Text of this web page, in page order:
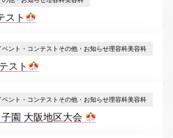
スト
ベント・コンテストその他・お知らせ理容科美容科
スト
ベント・コンテストその他・お知らせ理容科美容科
園 大阪地区大会